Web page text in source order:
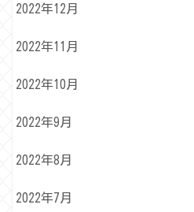
2022年12月
2022年11月
2022年10月
2022年9月
2022年8月
2022年7月